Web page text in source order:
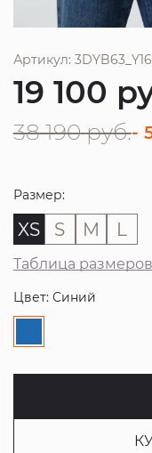
Артикул:
19 100
38 190 руб.-
Размер:
XS S M L
Таблица размеров
Цвет: Синий